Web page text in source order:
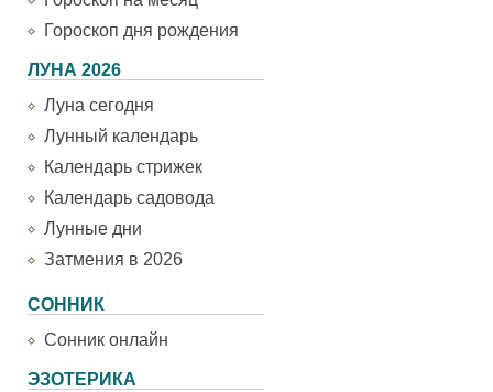
Гороскоп дня рождения
ЛУНА 2026
Луна сегодня
Лунный календарь
Календарь стрижек
Календарь садовода
Лунные дни
Затмения в 2026
СОННИК
Сонник онлайн
ЭЗОТЕРИКА